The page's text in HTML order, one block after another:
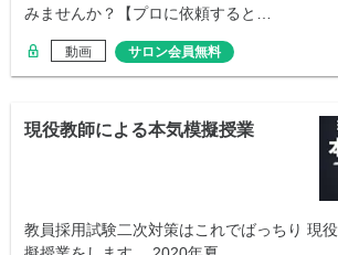
みませんか？【プロに依頼すると…
動画 サロン会員無料
現役教師による本気模擬授業
教員採用試験二次対策はこれでばっちり 現